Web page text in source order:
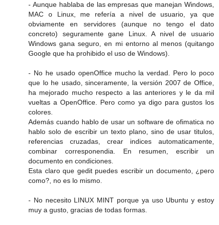
- Aunque hablaba de las empresas que manejan Windows,
MAC o Linux, me refería a nivel de usuario, ya que
obviamente en servidores (aunque no tengo el dato
concreto) seguramente gane Linux. A nivel de usuario
Windows gana seguro, en mi entorno al menos (quitango
Google que ha prohibido el uso de Windows).
- No he usado openOffice mucho la verdad. Pero lo poco
que lo he usado, sinceramente, la versión 2007 de Office,
ha mejorado mucho respecto a las anteriores y le da mil
vueltas a OpenOffice. Pero como ya digo para gustos los
colores.
Además cuando hablo de usar un software de ofimatica no
hablo solo de escribir un texto plano, sino de usar titulos,
referencias cruzadas, crear indices automaticamente,
combinar corresponendia. En resumen, escribir un
documento en condiciones.
Esta claro que gedit puedes escribir un documento, ¿pero
como?, no es lo mismo.
- No necesito LINUX MINT porque ya uso Ubuntu y estoy
muy a gusto, gracias de todas formas.